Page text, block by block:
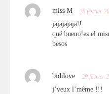
miss M 28 février
jajajajaja!!
qué bueno!es el
besos
bidilove 29 février
j’veux l’même !!!